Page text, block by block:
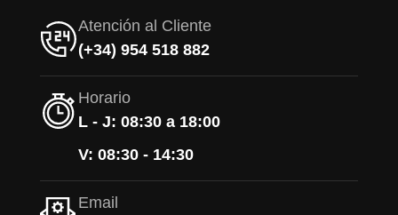
Atención al Cliente
(+34) 954 518 882
Horario
L - J: 08:30 a 18:00
V: 08:30 - 14:30
Email